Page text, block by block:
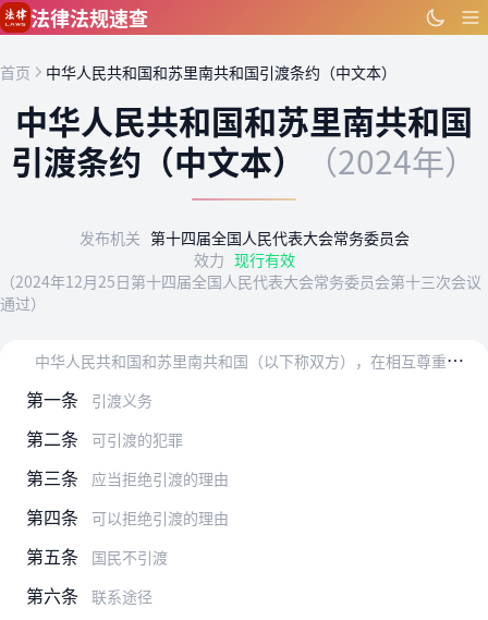
跳到主要内容
法律法规速查
首页 中华人民共和国和苏里南共和国引渡条约（中文本）
中华人民共和国和苏里南共和国
引渡条约（中文本）
（2024年）
发布机关 第十四届全国人民代表大会常务委员会
效力 现行有效
（2024年12月25日第十四届全国人民代表大会常务委员会第十三次会议
通过）
中
华人民共和国和苏里南共和国（以下称双方），在相互尊重主权和平等互利的基础上，为促进两国在打击犯罪方面的有效合作，决定缔结本条约，并达成协议如下：
第一条
引渡义务
第二条 可引渡的犯罪
第三条 应当拒绝引渡的理由
第四条 可以拒绝引渡的理由
第五条 国民不引渡
第六条 联系途径